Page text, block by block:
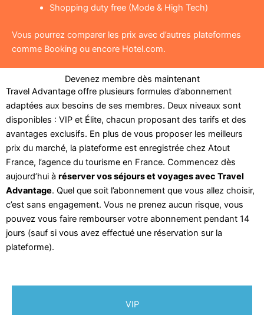
Shopping duty free (Mode & High Tech)
Vous pourrez comparer les prix avec d’autres plateformes
comme Booking ou encore Hotel.com.
Devenez membre dès maintenant
Travel Advantage offre plusieurs formules d’abonnement
adaptées aux besoins de ses membres. Deux niveaux sont
disponibles : VIP et Élite, chacun proposant des tarifs et des
avantages exclusifs. En plus de vous proposer les meilleurs
prix du marché, la plateforme est enregistrée chez Atout
France, l’agence du tourisme en France. Commencez dès
aujourd’hui à réserver vos séjours et voyages avec Travel
Advantage. Quel que soit l’abonnement que vous allez choisir,
c’est sans engagement. Vous ne prenez aucun risque, vous
pouvez vous faire rembourser votre abonnement pendant 14
jours (sauf si vous avez effectué une réservation sur la
plateforme).
VIP